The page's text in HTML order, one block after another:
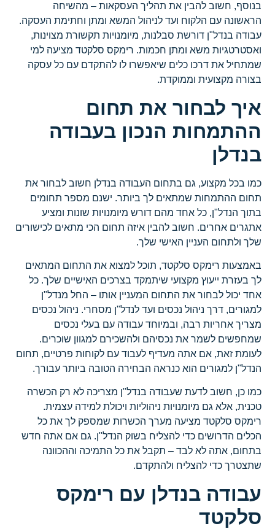
בנוסף, חשוב להבין את תהליך העסקאות – מהשיחה
הראשונה עם הלקוח ועד לניהול המשא ומתן וחתימת העסקה.
עבודה בנדל"ן דורשת סבלנות, מיומנויות תקשורת מצוינות,
ואסטרטגיות משא ומתן חכמות. רימקס סלקטד מציעה למי
שמתחיל את דרכו כלים שיאפשרו לו להתקדם עם כל עסקה
בצורה מקצועית וממוקדת.
איך לבחור את תחום
ההתמחות הנכון בעבודה
בנדלן
כמו בכל מקצוע, גם בתחום העבודה בנדלן חשוב לבחור את
תחום ההתמחות שמתאים לך ביותר. ישנם מספר תחומים
בתוך הנדל"ן, כל אחד מהם דורש מיומנויות שונות ומציע
אתגרים אחרים. חשוב להבין איזה תחום הכי מתאים לכישורים
שלך ולתחום העניין האישי שלך.
באמצעות רימקס סלקטד, תוכל למצוא את התחום המתאים
לך בעזרת ייעוץ מקצועי שיתמקד בצרכים האישיים שלך. כל
אחד יכול לבחור את התחום המעניין אותו – החל מנדל"ן
למגורים, דרך ניהול נכסים ועד לנדל"ן מסחרי. ניהול נכסים
מצריך אחריות רבה, ובמיוחד עבודה עם בעלי נכסים
שמחפשים לשמר את נכסיהם ולהשכירם למגוון שוכרים.
לעומת זאת, אם אתה מעדיף לעבוד עם לקוחות פרטיים, תחום
הנדל"ן למגורים הוא כנראה הבחירה הטובה ביותר עבורך.
כמו כן, חשוב לדעת שעבודה בנדל"ן מצריכה לא רק הכשרה
טכנית, אלא גם מיומנויות ניהוליות ויכולת למידה עצמית.
רימקס סלקטד מציעה מערך הכשרות שמספק לך את כל
הכלים הדרושים כדי להצליח בשוק הנדל"ן. גם אם אתה חדש
בתחום, אתה לא לבד – תקבל את כל התמיכה וההכוונה
שתצטרך כדי להצליח ולהתקדם.
עבודה בנדלן עם רימקס
סלקטד